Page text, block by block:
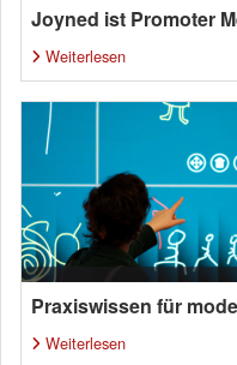
Joyned ist Promoter
Weiterlesen
Praxiswissen für
Weiterlesen